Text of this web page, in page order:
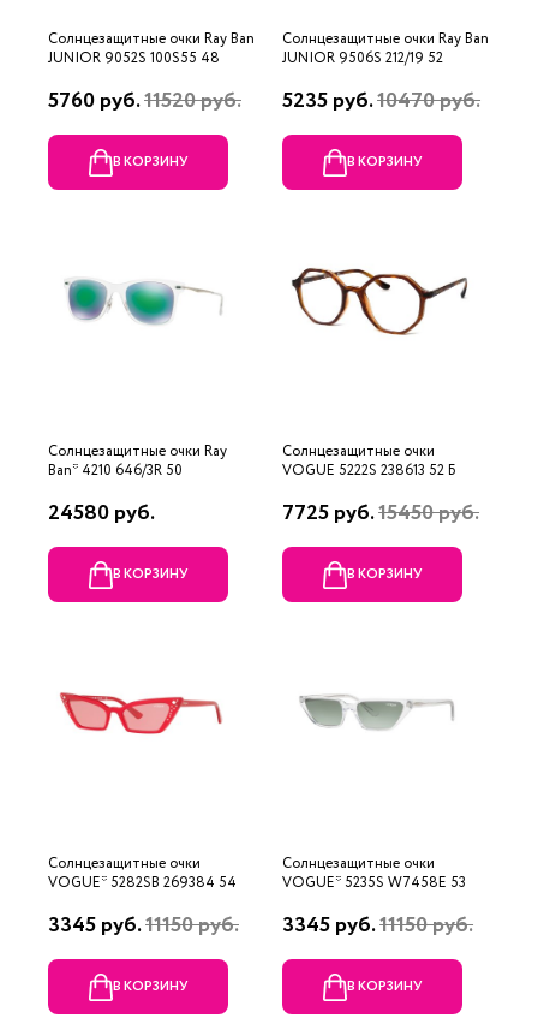
Солнцезащитные очки Ray Ban
JUNIOR 9052S 100S55 48
5760 руб.11520 руб.
В КОРЗИНУ
Солнцезащитные очки Ray Ban
JUNIOR 9506S 212/19 52
5235 руб.10470 руб.
В КОРЗИНУ
Солнцезащитные очки Ray
Ban* 4210 646/3R 50
24580 руб.
В КОРЗИНУ
Солнцезащитные очки
VOGUE 5222S 238613 52 Б
7725 руб.15450 руб.
В КОРЗИНУ
Солнцезащитные очки
VOGUE* 5282SB 269384 54
3345 руб.11150 руб.
В КОРЗИНУ
Солнцезащитные очки
VOGUE* 5235S W7458E 53
3345 руб.11150 руб.
В КОРЗИНУ